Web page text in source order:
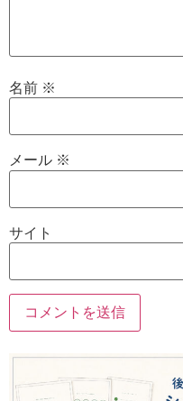
名前 ※
メール ※
サイト